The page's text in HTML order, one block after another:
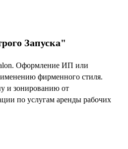
Запуска"
Оформление ИП или
фирменного стиля.
и зонированию от
по услугам аренды рабочих